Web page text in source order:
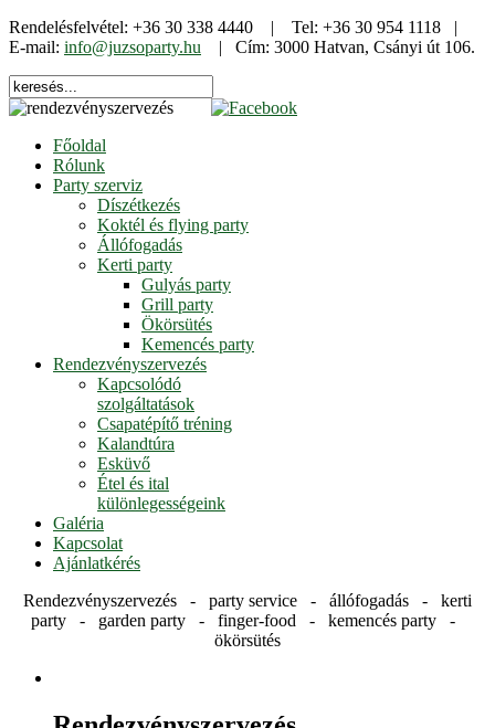
Rendelésfelvétel: +36 30 338 4440 | Tel: +36 30 954 1118 |
E-mail: info@juzsoparty.hu | Cím: 3000 Hatvan, Csányi út 106.
Főoldal
Rólunk
Party szerviz
Díszétkezés
Koktél és flying party
Állófogadás
Kerti party
Gulyás party
Grill party
Ökörsütés
Kemencés party
Rendezvényszervezés
Kapcsolódó
szolgáltatások
Csapatépítő tréning
Kalandtúra
Esküvő
Étel és ital
különlegességeink
Galéria
Kapcsolat
Ajánlatkérés
Rendezvényszervezés - party service - állófogadás - kerti
party - garden party - finger-food - kemencés party -
ökörsütés